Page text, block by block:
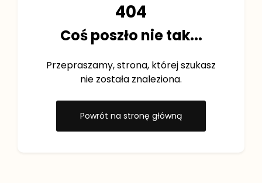
404
Coś poszło nie tak...
Przepraszamy, strona, której szukasz
nie została znaleziona.
Powrót na stronę główną